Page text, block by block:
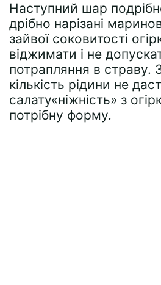
Наступний шар
дрібно нарізані
зайвої соковитості
віджимати і не
потрапляння в страву.
кількість рідини не
салату«ніжність» з
потрібну форму.